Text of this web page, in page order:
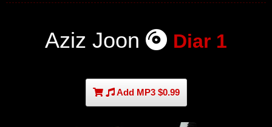
Aziz Joon Diar 1
Add MP3 $0.99